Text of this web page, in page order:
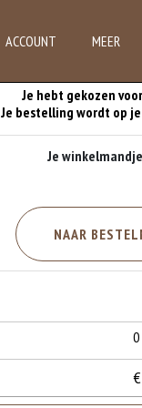
ACCOUNT MEER
Je hebt gekozen
Je bestelling wordt op
Je
NAAR
0
Je